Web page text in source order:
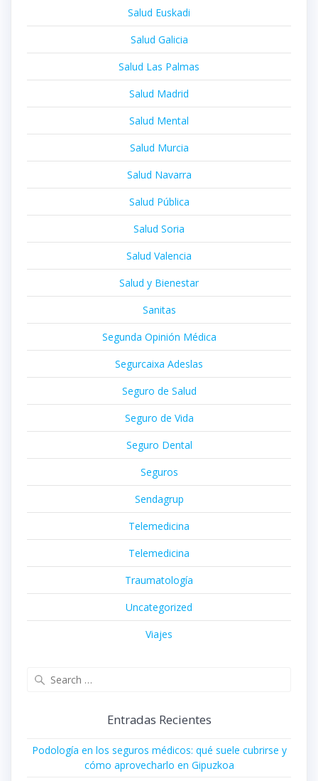
Salud Euskadi
Salud Galicia
Salud Las Palmas
Salud Madrid
Salud Mental
Salud Murcia
Salud Navarra
Salud Pública
Salud Soria
Salud Valencia
Salud y Bienestar
Sanitas
Segunda Opinión Médica
Segurcaixa Adeslas
Seguro de Salud
Seguro de Vida
Seguro Dental
Seguros
Sendagrup
Telemedicina
Telemedicina
Traumatología
Uncategorized
Viajes
Entradas Recientes
Podología en los seguros médicos: qué suele cubrirse y
cómo aprovecharlo en Gipuzkoa